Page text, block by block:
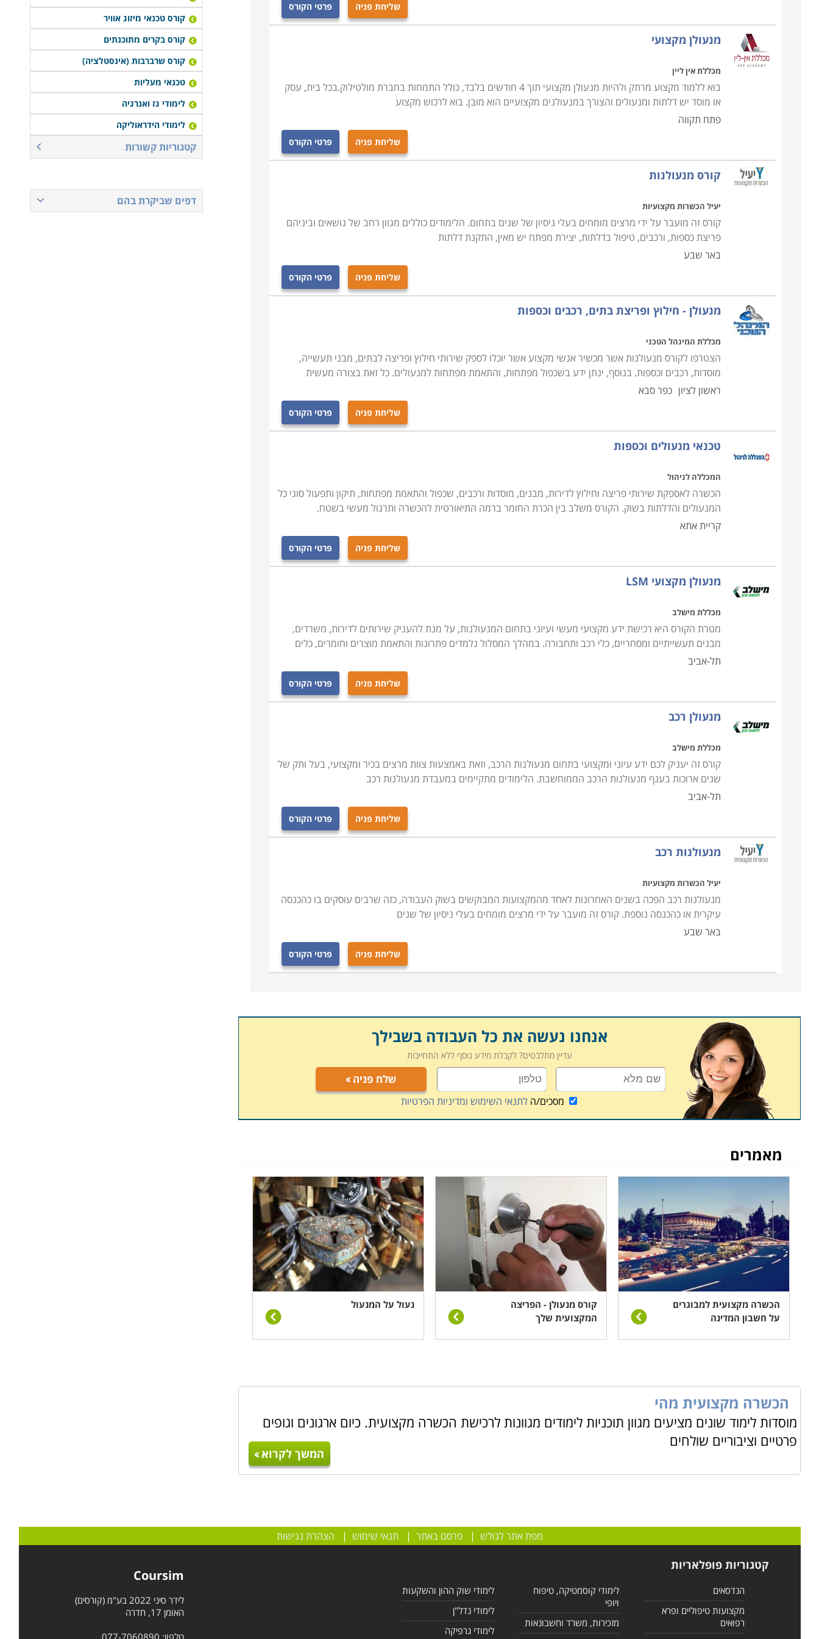
בחלק ממוסדות הלימוד קיימת מערכת השמה של כוח אדם, אשר מטרתה לסייע למסיימים את הקורס בהצלחה למצוא
מקום עבודה ולהשתלב מייד בשוק העבודה, לכן רצוי לבחור קורס מנעולן במוסד לימודי אשר מעניק את השירות הזה על
מנת שתוכלו להתחיל בקריירה מצליחה מייד לאחר הקורס.
שליחת פניה פרטי הקורס
מנעולן מקצועי
מכללת אין ליין
בוא ללמוד מקצוע מרתק ולהיות מנעולן מקצועי תוך 4 חודשים בלבד, כולל התמחות בחברת מולטילוק.בכל בית, עסק
או מוסד יש דלתות ומנעולים והצורך במנעולנים מקצועיים הוא מובן. בוא לרכוש מקצוע
פתח תקווה
שליחת פניה פרטי הקורס
קורס מנעולנות
יעיל הכשרות מקצועיות
קורס זה מועבר על ידי מרצים מומחים בעלי ניסיון של שנים בתחום. הלימודים כוללים מגוון רחב של נושאים וביניהם
פריצת כספות, ורכבים, טיפול בדלתות, יצירת מפתח יש מאין, התקנת דלתות
באר שבע
שליחת פניה פרטי הקורס
מנעולן - חילוץ ופריצת בתים, רכבים וכספות
מכללת המינהל הטכני
הצטרפו לקורס מנעולנות אשר מכשיר אנשי מקצוע אשר יוכלו לספק שירותי חילוץ ופריצה לבתים, מבני תעשייה,
מוסדות, רכבים וכספות. בנוסף, ינתן ידע בשכפול מפתחות, והתאמת מפתחות למנעולים. כל זאת בצורה מעשית
ראשון לציון כפר סבא
שליחת פניה פרטי הקורס
טכנאי מנעולים וכספות
המכללה לניהול
הכשרה לאספקת שירותי פריצה וחילוץ לדירות, מבנים, מוסדות ורכבים, שכפול והתאמת מפתחות, תיקון ותפעול סוגי כל
המנעולים והדלתות בשוק. הקורס משלב בין הכרת החומר ברמה התיאורטית להכשרה ותרגול מעשי בשטח.
קריית אתא
שליחת פניה פרטי הקורס
מנעולן מקצועי LSM
מכללת מישלב
מטרת הקורס היא רכישת ידע מקצועי מעשי ועיוני בתחום המנעולנות, על מנת להעניק שירותים לדירות, משרדים,
מבנים תעשייתיים ומסחריים, כלי רכב ותחבורה. במהלך המסלול נלמדים פתרונות והתאמת מוצרים וחומרים, כלים
תל-אביב
שליחת פניה פרטי הקורס
מנעולן רכב
מכללת מישלב
קורס זה יעניק לכם ידע עיוני ומקצועי בתחום מנעולנות הרכב, וזאת באמצעות צוות מרצים בכיר ומקצועי, בעל ותק של
שנים ארוכות בענף מנעולנות הרכב הממוחשבת. הלימודים מתקיימים במעבדת מנעולנות רכב
תל-אביב
שליחת פניה פרטי הקורס
מנעולנות רכב
יעיל הכשרות מקצועיות
מנעולנות רכב הפכה בשנים האחרונות לאחד מהמקצועות המבוקשים בשוק העבודה, כזה שרבים עוסקים בו כהכנסה
עיקרית או כהכנסה נוספת. קורס זה מועבר על ידי מרצים מומחים בעלי ניסיון של שנים
באר שבע
שליחת פניה פרטי הקורס
אנחנו נעשה את כל העבודה בשבילך
עדיין מתלבטים? לקבלת מידע נוסף ללא התחייבות
שלח פניה
מסכים/הלתנאי השימוש ומדיניות הפרטיות
מאמרים
הכשרה מקצועית למבוגרים
על חשבון המדינה
קורס מנעולן - הפריצה
המקצועית שלך
נעול על המנעול
הכשרה מקצועית מהי
מוסדות לימוד שונים מציעים מגוון תוכניות לימודים מגוונות לרכישת הכשרה מקצועית. כיום ארגונים וגופים
פרטיים וציבוריים שולחים
המשך לקרוא
קורס טכנאי מיזוג אוויר
קורס בקרים מתוכנתים
קורס שרברבות (אינסטלציה)
טכנאי מעליות
לימודי גז ואנרגיה
לימודי הידראוליקה
קטגוריות קשורות
דפים שביקרת בהם
מפת אתר לגולש |פרסם באתר | תנאי שימוש | הצהרת נגישות
קטגוריות פופלאריות
הנדסאים
מקצועות טיפוליים ופרא
רפואים
לימודי קוסמטיקה, טיפוח
ויופי
מזכירות, משרד וחשבונאות
לימודי שוק ההון והשקעות
לימודי נדל"ן
לימודי גרפיקה
Coursim
לידר סיני 2022 בע"מ (קורסים)
האומן 17, חדרה
טלפון: 077-7060890